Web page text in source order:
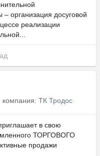
организация досуговой
реализации
компания: ТК Тродос
в свою
ТОРГОВОГО
продажи